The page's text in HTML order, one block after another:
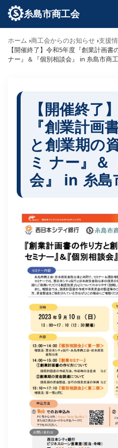
糸島市商工会
サイト内検索
ホーム 商工会からのお知らせ 支援
【開催終了】令和5年度『創業計画
ナー』＆『個別相談会』 in 糸島市商
【開催終了
『創業計画
と創業期の
ミ ナー』＆
会』 in 糸島